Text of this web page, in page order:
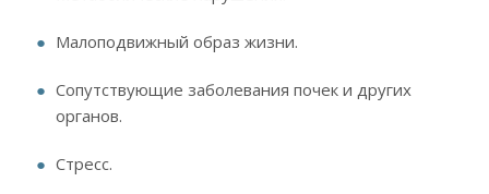
Малоподвижный образ жизни.
Сопутствующие заболевания почек и других
органов.
Стресс.